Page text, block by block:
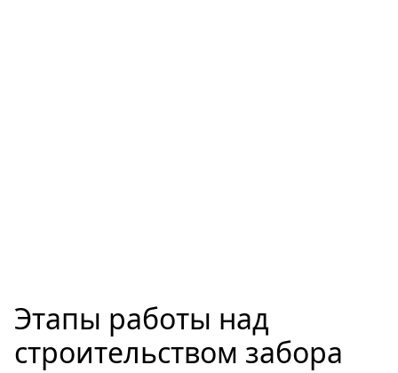
Этапы работы над
строительством забора